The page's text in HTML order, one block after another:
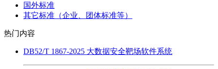
国外标准
其它标准（企业、团体标准等）
热门内容
DB52/T 1867-2025 大数据安全靶场软件系统